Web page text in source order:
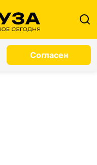
Согласен